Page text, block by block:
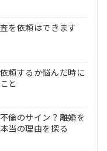
を依頼はできます
頼するか悩んだ時に
と
倫のサイン？離婚を
当の理由を探る